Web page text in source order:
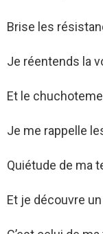
Brise les
Je réentends la
Et le
Je me rappelle
Quiétude de ma
Et je découvre